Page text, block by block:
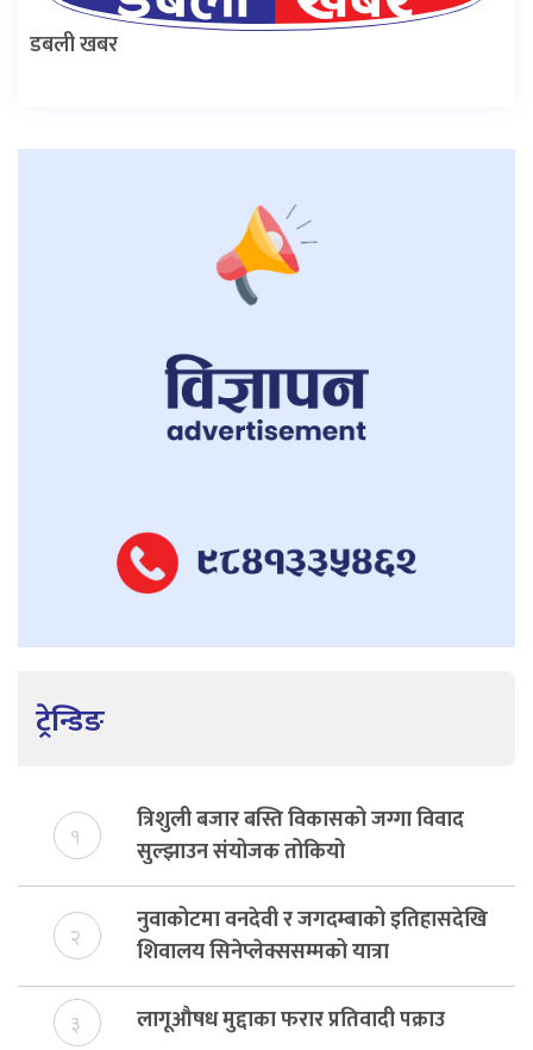
डबली खबर
ट्रेन्डिङ
१
त्रिशुली बजार बस्ति विकासको जग्गा विवाद
सुल्झाउन संयोजक तोकियो
२
नुवाकोटमा वनदेवी र जगदम्बाको इतिहासदेखि
शिवालय सिनेप्लेक्ससम्मको यात्रा
३ लागूऔषध मुद्दाका फरार प्रतिवादी पक्राउ